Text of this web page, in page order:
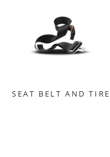
SEAT BELT AND